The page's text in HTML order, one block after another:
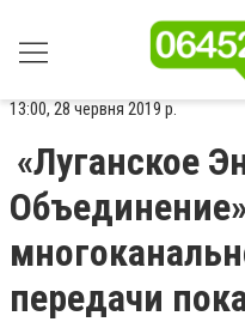
13:00, 28 червня 2019 р.
«Луганское
передачи